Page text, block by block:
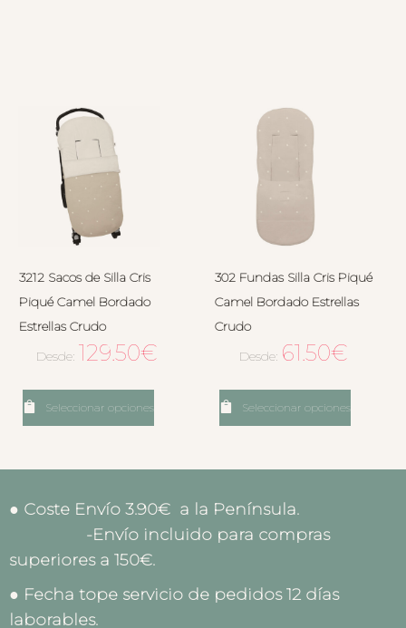
3212 Sacos de Silla Cris
Piqué Camel Bordado
Estrellas Crudo
Desde: 129.50€
Seleccionar opciones
302 Fundas Silla Cris Piqué
Camel Bordado Estrellas
Crudo
Desde: 61.50€
Seleccionar opciones
● Coste Envío 3.90€ a la Península.
-Envío incluido para compras
superiores a 150€.
● Fecha tope servicio de pedidos 12 días
laborables.